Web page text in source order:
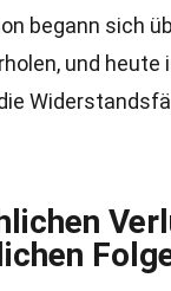
begann sich
und heute